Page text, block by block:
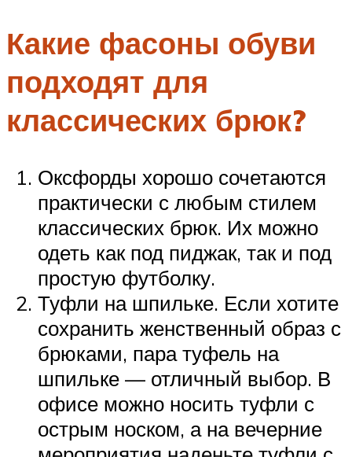
Какие фасоны обуви
подходят для
классических брюк?
Оксфорды хорошо сочетаются
практически с любым стилем
классических брюк. Их можно
одеть как под пиджак, так и под
простую футболку.
Туфли на шпильке. Если хотите
сохранить женственный образ с
брюками, пара туфель на
шпильке — отличный выбор. В
офисе можно носить туфли с
острым носком, а на вечерние